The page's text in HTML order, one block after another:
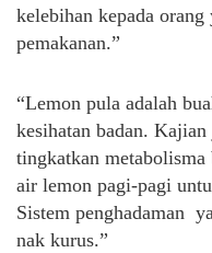
kelebihan kepada orang
pemakanan.”
“Lemon pula adalah
kesihatan badan.
tingkatkan
air lemon pagi-pagi
Sistem penghadaman
nak kurus.”